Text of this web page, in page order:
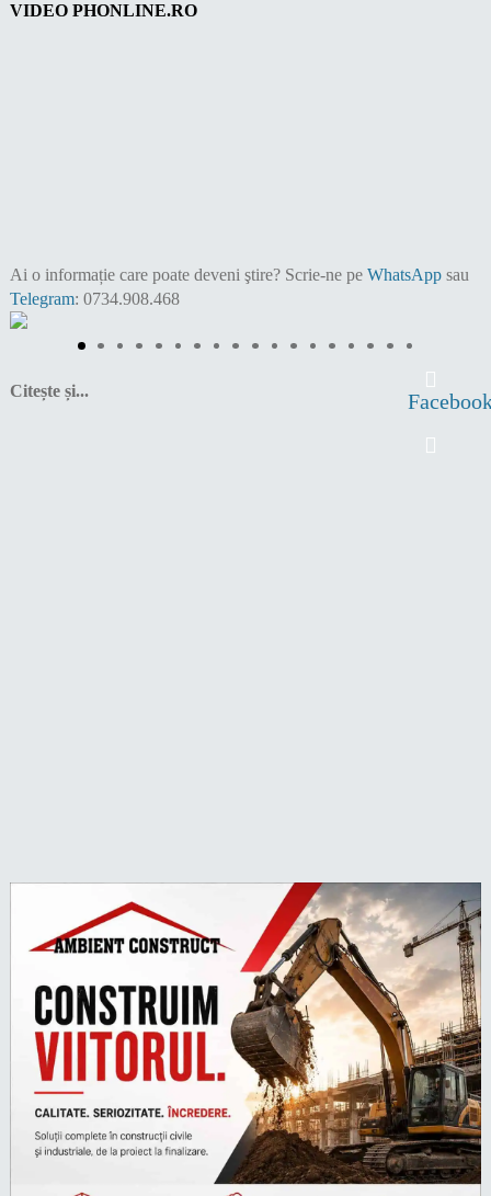
VIDEO PHONLINE.RO
Ai o informație care poate deveni ştire? Scrie-ne pe WhatsAppsau
Telegram: 0734.908.468
Citește și...